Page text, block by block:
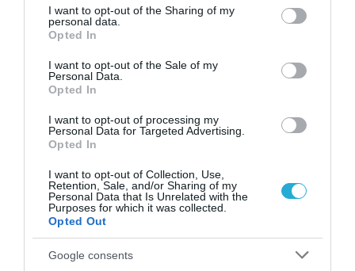
not limited to your visit or usage behaviour. You may click to
grant or deny consent to Google and its third-party tags to
use your data for below specified purposes in below Google
consent section.
I want to opt-out of the Sharing of my
personal data.
Opted In
I want to opt-out of the Sale of my
Personal Data.
Opted In
I want to opt-out of processing my
Personal Data for Targeted Advertising.
Opted In
I want to opt-out of Collection, Use,
Retention, Sale, and/or Sharing of my
Personal Data that Is Unrelated with the
Purposes for which it was collected.
Opted Out
Google consents
20.07.2026
ΕΡΓΑ - ΔΙΑΓΩΝΙΣΜΟΙ
Χ. Δήμας: Η υπογραφή της σύμβασης PBN